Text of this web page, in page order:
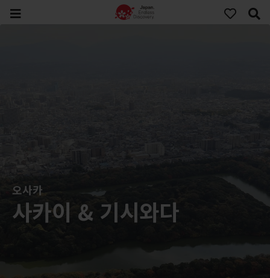
오사카
사카이 & 기시와다